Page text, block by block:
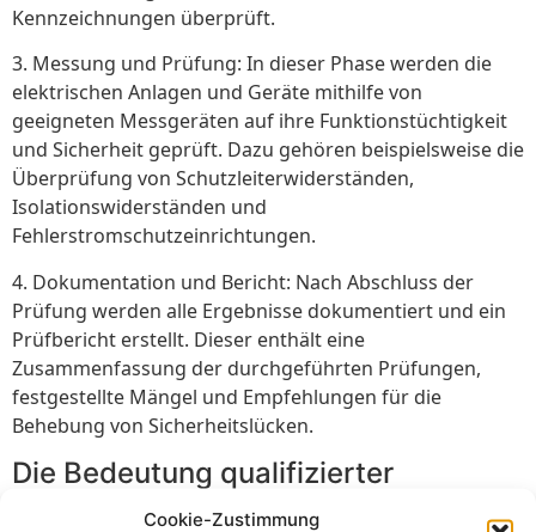
Cookie-Zustimmung
Kennzeichnungen überprüft.
3. Messung und Prüfung: In dieser Phase werden die
elektrischen Anlagen und Geräte mithilfe von
geeigneten Messgeräten auf ihre Funktionstüchtigkeit
und Sicherheit geprüft. Dazu gehören beispielsweise die
Überprüfung von Schutzleiterwiderständen,
Isolationswiderständen und
Fehlerstromschutzeinrichtungen.
4. Dokumentation und Bericht: Nach Abschluss der
Prüfung werden alle Ergebnisse dokumentiert und ein
Prüfbericht erstellt. Dieser enthält eine
Zusammenfassung der durchgeführten Prüfungen,
festgestellte Mängel und Empfehlungen für die
Behebung von Sicherheitslücken.
Die Bedeutung qualifizierter
Prüfungen